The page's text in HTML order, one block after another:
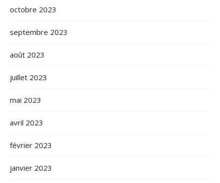
octobre 2023
septembre 2023
août 2023
juillet 2023
mai 2023
avril 2023
février 2023
janvier 2023